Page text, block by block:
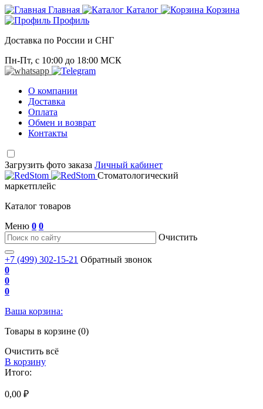
Главная Каталог
Корзина
Профиль
Доставка по России и СНГ
Пн-Пт, с 10:00 до 18:00 МСК
О компании
Доставка
Оплата
Обмен и возврат
Контакты
Загрузить фото заказа Личный кабинет
Стоматологический
маркетплейс
Каталог товаров
Меню 0 0
Очистить
+7 (499) 302-15-21 Обратный звонок
0
0
0
Ваша корзина:
Товары в корзине (0)
Очистить всё
В корзину
Итого:
0,00 ₽